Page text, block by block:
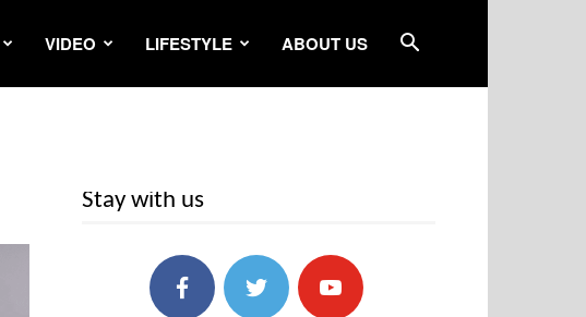
VIDEO LIFESTYLE ABOUT US
Stay with us